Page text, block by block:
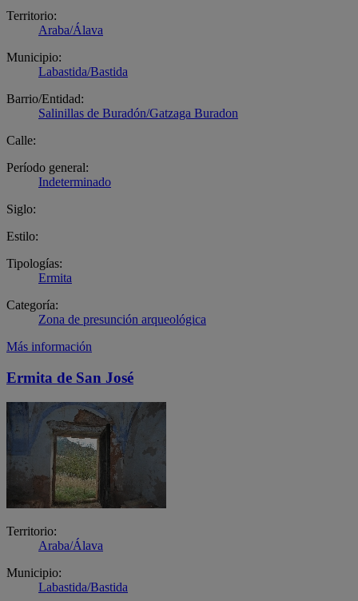
Territorio:
Araba/Álava
Municipio:
Labastida/Bastida
Barrio/Entidad:
Salinillas de Buradón/Gatzaga Buradon
Calle:
Período general:
Indeterminado
Siglo:
Estilo:
Tipologías:
Ermita
Categoría:
Zona de presunción arqueológica
Más información
Ermita de San José
Territorio:
Araba/Álava
Municipio:
Labastida/Bastida